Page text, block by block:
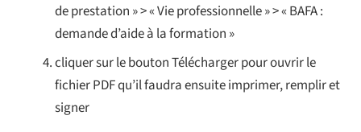
de prestation » > « Vie professionnelle » > « BAFA :
demande d’aide à la formation »
cliquer sur le bouton Télécharger pour ouvrir le
fichier PDF qu’il faudra ensuite imprimer, remplir et
signer